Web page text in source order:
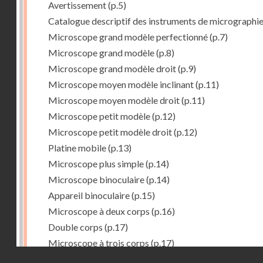
Avertissement(p.5)
Catalogue descriptif des instruments de micrographie
Microscope grand modèle perfectionné(p.7)
Microscope grand modèle(p.8)
Microscope grand modèle droit(p.9)
Microscope moyen modèle inclinant(p.11)
Microscope moyen modèle droit(p.11)
Microscope petit modèle(p.12)
Microscope petit modèle droit(p.12)
Platine mobile(p.13)
Microscope plus simple(p.14)
Microscope binoculaire(p.14)
Appareil binoculaire(p.15)
Microscope à deux corps (p.16)
Double corps (p.17)
Microscope à trois corps (p.17)